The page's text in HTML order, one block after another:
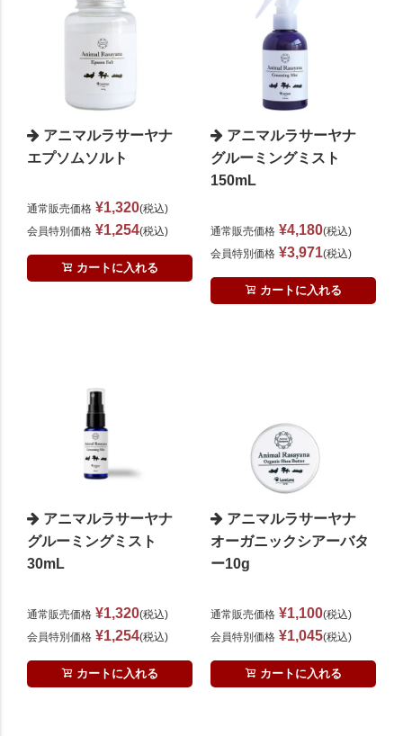
アニマルラサーヤナ
エプソムソルト
通常販売価格 ¥1,320 税込
会員特別価格 ¥1,254 税込
カートに入れる
アニマルラサーヤナ
グルーミングミスト
150mL
通常販売価格 ¥4,180 税込
会員特別価格 ¥3,971 税込
カートに入れる
アニマルラサーヤナ
グルーミングミスト
30mL
通常販売価格 ¥1,320 税込
会員特別価格 ¥1,254 税込
カートに入れる
アニマルラサーヤナ
オーガニックシアーバタ
ー10g
通常販売価格 ¥1,100 税込
会員特別価格 ¥1,045 税込
カートに入れる